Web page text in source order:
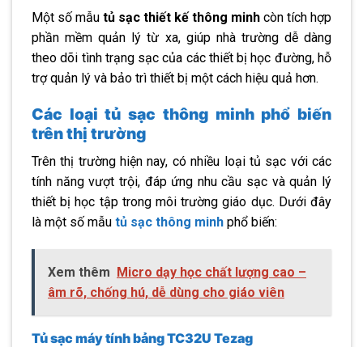
Một số mẫu tủ sạc thiết kế thông minh còn tích hợp
phần mềm quản lý từ xa, giúp nhà trường dễ dàng
theo dõi tình trạng sạc của các thiết bị học đường, hỗ
trợ quản lý và bảo trì thiết bị một cách hiệu quả hơn.
Các loại tủ sạc thông minh phổ biến
trên thị trường
Trên thị trường hiện nay, có nhiều loại tủ sạc với các
tính năng vượt trội, đáp ứng nhu cầu sạc và quản lý
thiết bị học tập trong môi trường giáo dục. Dưới đây
là một số mẫu tủ sạc thông minh phổ biến:
Xem thêm Micro dạy học chất lượng cao –
âm rõ, chống hú, dễ dùng cho giáo viên
Tủ sạc máy tính bảng TC32U Tezag